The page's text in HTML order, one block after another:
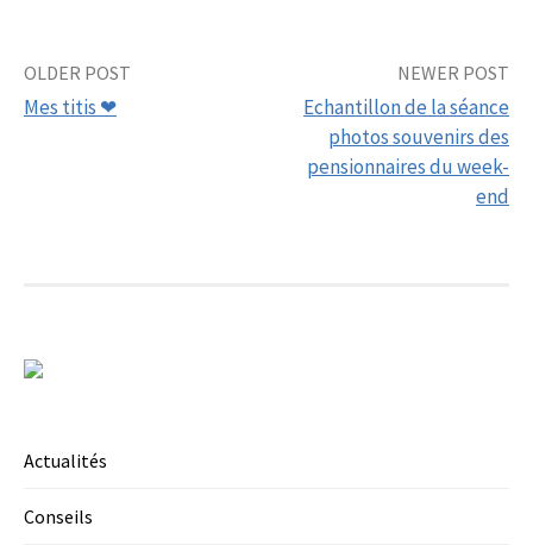
Post
OLDER POST
Mes titis ❤
NEWER POST
Echantillon de la séance
photos souvenirs des
pensionnaires du week-
end
Actualités
Conseils